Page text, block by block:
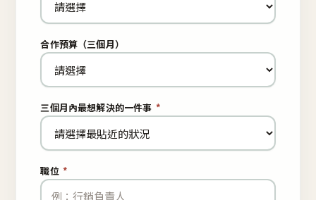
合作預算（三個月）
三個月內最想解決的一件事 *
職位 *